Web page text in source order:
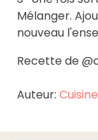
Mélanger.
nouveau
Recette de
Auteur: